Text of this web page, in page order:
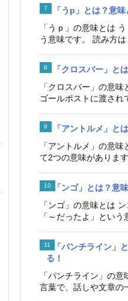
「うp」とは？意
「うｐ」の意味とは
う意味です。 読み方は
「クロスバー」と
「クロスバー」の意
ゴールポストに渡され
「アントルメ」と
「アントルメ」の意
て2つの意味があります
「ンゴ」とは？意
「ンゴ」の意味とは
「～だったよ」という
「パンチライン」
る！
「パンチライン」の
言葉で、話しや文章の